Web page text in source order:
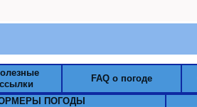
ссылки
FAQ о погоде
ПОГОДЫ